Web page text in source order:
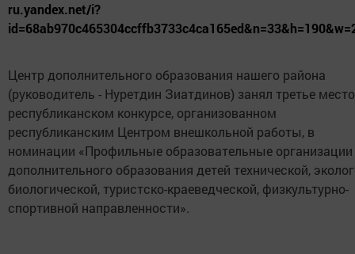
ru.yandex.net/i?
Центр дополнительного образования нашего района
(руководитель - Нуретдин Зиатдинов) занял третье
республиканском конкурсе, организованном
республиканским Центром внешкольной работы, в
номинации «Профильные образовательные организации
дополнительного образования детей технической,
биологической, туристско-краеведческой, физкультурно-
спортивной направленности».